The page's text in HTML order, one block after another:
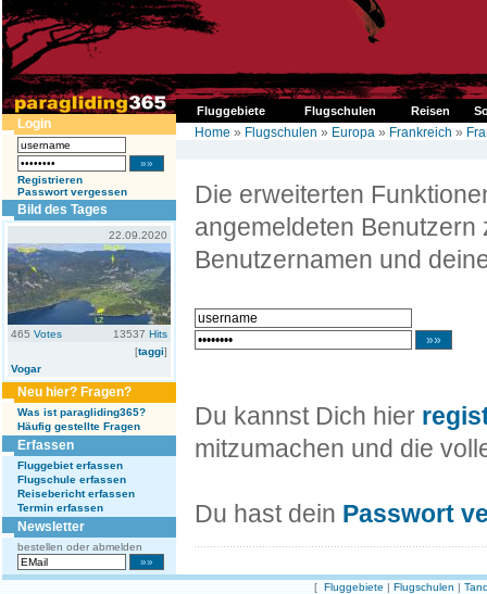
Fluggebiete Flugschulen Reisen
Login
Registrieren
Passwort vergessen
Bild des Tages
22.09.2020
465 Votes 13537 Hits
[taggi]
Vogar
Neu hier? Fragen?
Was ist paragliding365?
Häufig gestellte Fragen
Erfassen
Fluggebiet erfassen
Flugschule erfassen
Reisebericht erfassen
Termin erfassen
Newsletter
bestellen oder abmelden
Home » Flugschulen » Europa » Frankreich »
Die erweiterten
angemeldeten Benutzern
Benutzernamen und
Du kannst Dich hier
mitzumachen und die
Du hast dein Passwort
[ Fluggebiete | Flugschulen |